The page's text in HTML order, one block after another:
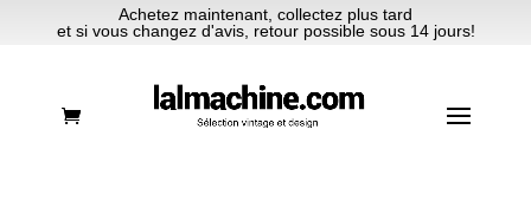
Achetez maintenant, collectez plus tard
et si vous changez d'avis, retour possible sous 14 jours!